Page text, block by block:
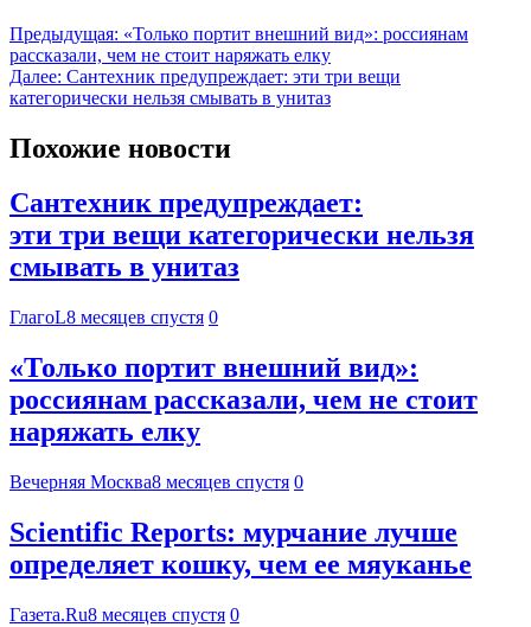
Предыдущая: «Только портит внешний вид»: россиянам
рассказали, чем не стоит наряжать елку
Далее: Сантехник предупреждает: эти три вещи
категорически нельзя смывать в унитаз
Похожие новости
Сантехник предупреждает:
эти три вещи категорически нельзя
смывать в унитаз
ГлагоL8 месяцев спустя 0
«Только портит внешний вид»:
россиянам рассказали, чем не стоит
наряжать елку
Вечерняя Москва8 месяцев спустя 0
Scientific Reports: мурчание лучше
определяет кошку, чем ее мяуканье
Газета.Ru8 месяцев спустя 0